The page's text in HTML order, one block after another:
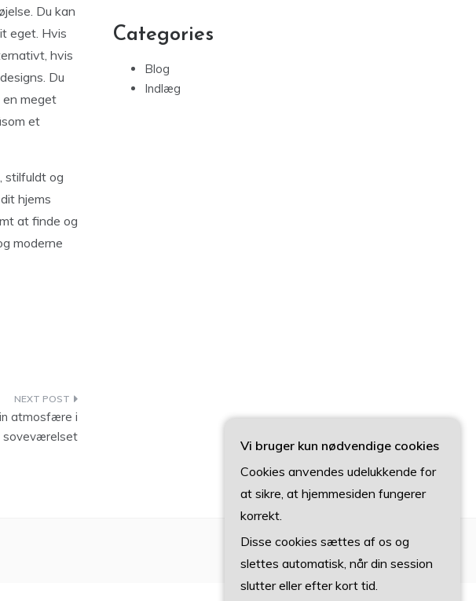
Du kan
eget. Hvis
hvis
Du
meget
et
stilfuldt og
hjems
at finde og
moderne
atmosfære i
soveværelset
Categories
Blog
Indlæg
Vi bruger kun nødvendige cookies
Cookies anvendes udelukkende for
at sikre, at hjemmesiden fungerer
korrekt.
Disse cookies sættes af os og
slettes automatisk, når din session
slutter eller efter kort tid.